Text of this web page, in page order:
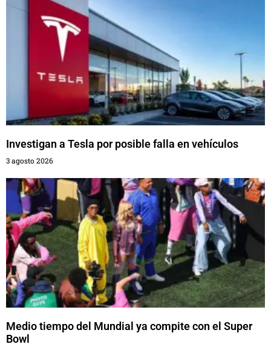
Investigan a Tesla por posible falla en vehículos
3 agosto 2026
Medio tiempo del Mundial ya compite con el Super
Bowl